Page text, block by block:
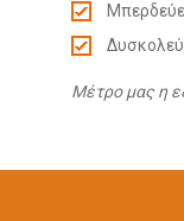
Μέτρο μας η